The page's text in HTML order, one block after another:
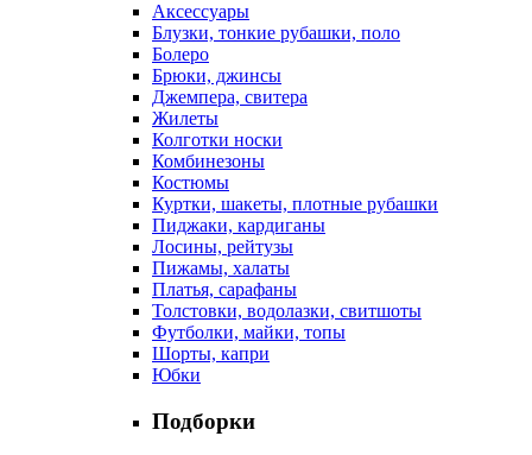
Аксессуары
Блузки, тонкие рубашки, поло
Болеро
Брюки, джинсы
Джемпера, свитера
Жилеты
Колготки носки
Комбинезоны
Костюмы
Куртки, шакеты, плотные рубашки
Пиджаки, кардиганы
Лосины, рейтузы
Пижамы, халаты
Платья, сарафаны
Толстовки, водолазки, свитшоты
Футболки, майки, топы
Шорты, капри
Юбки
Подборки